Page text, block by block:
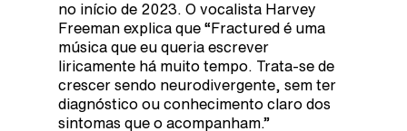
no início de 2023. O vocalista Harvey
Freeman explica que “Fractured é uma
música que eu queria escrever
liricamente há muito tempo. Trata-se de
crescer sendo neurodivergente, sem ter
diagnóstico ou conhecimento claro dos
sintomas que o acompanham.”